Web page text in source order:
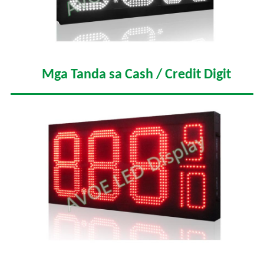
Mga Tanda sa Cash / Credit Digit